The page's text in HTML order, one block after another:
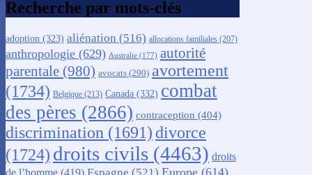
Recherche par mots-clés
adoption (323) aliénation (516) allocations familiales (207)
anthropologie (629) Australie (177) autorité
parentale (980) avocats (290) avortement
(1734) Belgique (213) Canada (332) combat
des pères (2866) contraception (404)
discrimination (1691) divorce
(1724) droits civils (4463) droits
de l’homme (419) Europe (614)